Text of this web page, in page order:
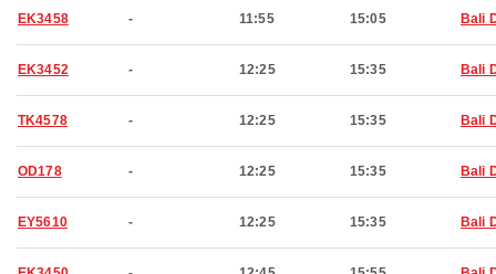
EK3458 - 11:55 15:05 Bali
EK3452 - 12:25 15:35 Bali
TK4578 - 12:25 15:35 Bali
OD178 - 12:25 15:35 Bali
EY5610 - 12:25 15:35 Bali